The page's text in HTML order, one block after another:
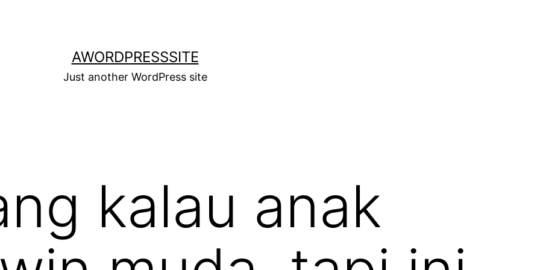
AWORDPRESSSITE
Just another WordPress site
kalau anak